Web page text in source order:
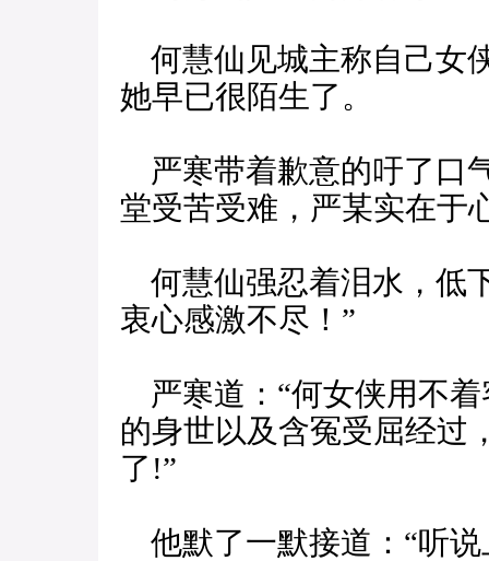
何慧仙见城主称自己女
她早已很陌生了。
严寒带着歉意的吁了口
堂受苦受难，严某实在于
何慧仙强忍着泪水，低
衷心感激不尽！”
严寒道：“何女侠用不
的身世以及含冤受屈经过
了!”
他默了一默接道：“听